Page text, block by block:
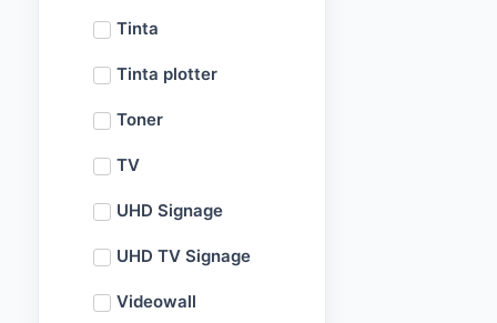
Tinta
Tinta plotter
Toner
TV
UHD Signage
UHD TV Signage
Videowall